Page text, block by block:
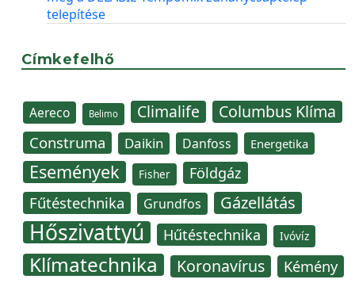
telepítése
Címkefelhő
Aereco Belimo Climalife Columbus Klíma
Construma Daikin Danfoss Energetika
Események Fisher Földgáz
Fűtéstechnika Grundfos Gázellátás
Hőszivattyú Hűtéstechnika Ivóvíz
Klímatechnika Koronavírus Kémény